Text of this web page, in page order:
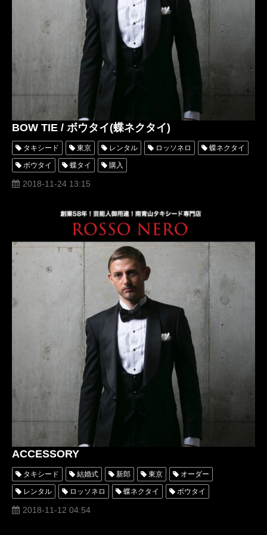
青山
BOW TIE / ボウタイ(蝶ネクタイ)
タキシード 東京 レンタル ロッソネロ 蝶ネクタイ
ボウタイ 蝶タイ 購入
2018-11-24 13:15
ACCESSORY
タキシード 結婚式 新郎 東京 オーダー
レンタル ロッソネロ 蝶ネクタイ ボウタイ
アクセサリー 小物
2018-11-12 04:54